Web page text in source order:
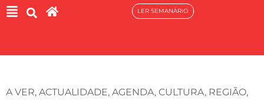
LER SEMANÁRIO
A VER, ACTUALIDADE, AGENDA, CULTURA, REGIÃO,